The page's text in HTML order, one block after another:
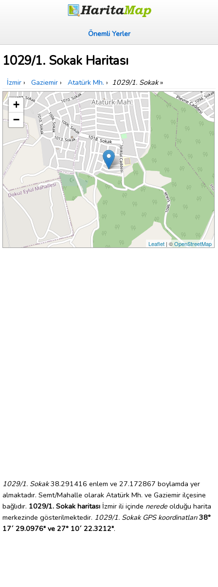
Önemli Yerler
1029/1. Sokak Haritası
İzmir › Gaziemir › Atatürk Mh. › 1029/1. Sokak»
+
−
Leaflet| ©OpenStreetMap
1029/1. Sokak38.291416 enlem ve 27.172867 boylamda yer
almaktadır. Semt/Mahalle olarak Atatürk Mh. ve Gaziemir ilçesine
bağlıdır. 1029/1. Sokak haritası İzmir ili içinde nerede olduğu harita
merkezinde gösterilmektedir. 1029/1. Sokak GPS koordinatları 38°
17´ 29.0976" ve 27° 10´ 22.3212".